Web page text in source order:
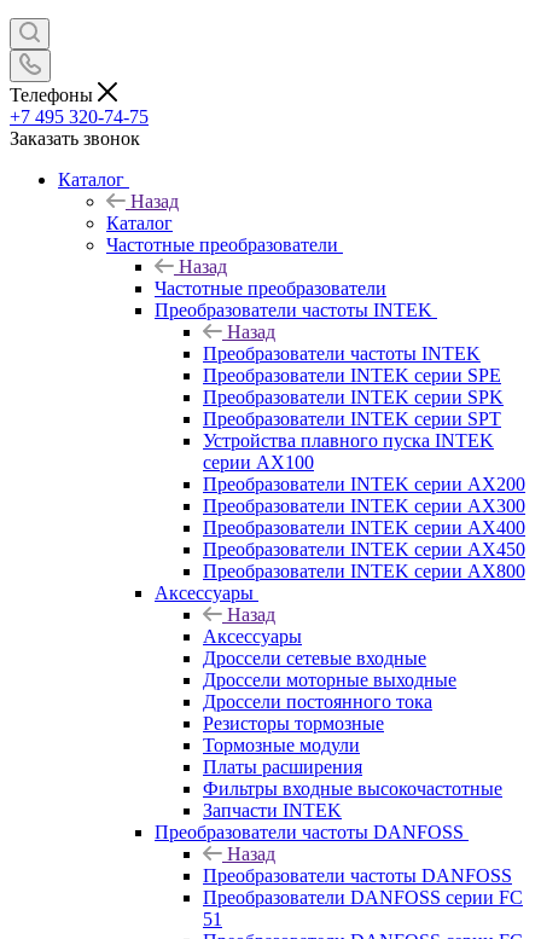
Телефоны
+7 495 320-74-75
Заказать звонок
Каталог
Назад
Каталог
Частотные преобразователи
Назад
Частотные преобразователи
Преобразователи частоты INTEK
Назад
Преобразователи частоты INTEK
Преобразователи INTEK серии SPE
Преобразователи INTEK серии SPK
Преобразователи INTEK серии SPT
Устройства плавного пуска INTEK
серии AX100
Преобразователи INTEK серии AX200
Преобразователи INTEK серии AX300
Преобразователи INTEK серии AX400
Преобразователи INTEK серии AX450
Преобразователи INTEK серии AX800
Аксессуары
Назад
Аксессуары
Дроссели сетевые входные
Дроссели моторные выходные
Дроссели постоянного тока
Резисторы тормозные
Тормозные модули
Платы расширения
Фильтры входные высокочастотные
Запчасти INTEK
Преобразователи частоты DANFOSS
Назад
Преобразователи частоты DANFOSS
Преобразователи DANFOSS серии FC
51